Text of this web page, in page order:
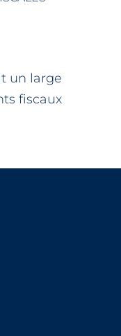
un large
fiscaux